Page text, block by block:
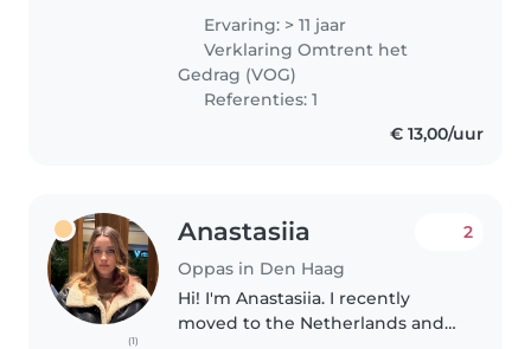
baby tot tiener. Ik ben zeer
comfortabel met koken en
huishoudelijke taken, wat
handig kan..
Ervaring: > 11 jaar
Verklaring Omtrent het
Gedrag (VOG)
Referenties: 1
€ 13,00/uur
(1)
Anastasiia
Oppas in Den Haag
2
Hi! I'm Anastasiia. I recently
moved to the Netherlands and